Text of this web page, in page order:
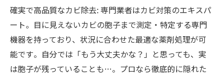
確実で高品質なカビ除去: 専門業者はカビ対策のエキスパ
ート。目に見えないカビの胞子まで測定・特定する専門
機器を持っており、状況に合わせた最適な薬剤処理が可
能です​。自分では「もう大丈夫かな？」と思っても、実
は胞子が残っていることも…。プロなら徹底的に隠れた